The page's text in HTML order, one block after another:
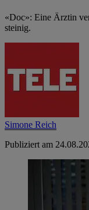
«Doc»: Eine Ärztin
steinig.
Simone Reich
Publiziert am